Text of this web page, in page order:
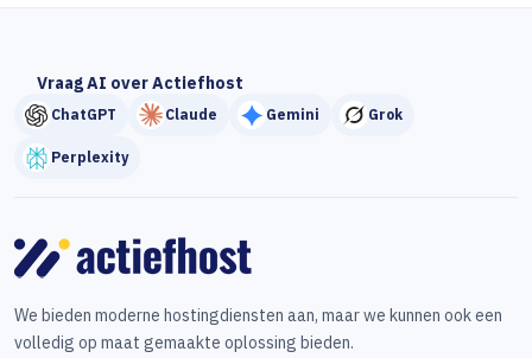
Vraag AI over Actiefhost
ChatGPT Claude Gemini Grok
Perplexity
We bieden moderne hostingdiensten aan, maar we kunnen ook een
volledig op maat gemaakte oplossing bieden.